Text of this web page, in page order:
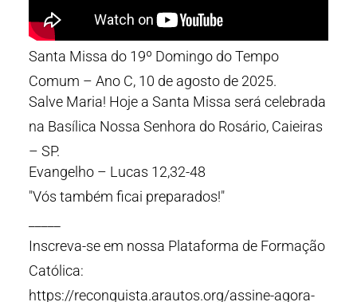
Santa Missa do 19º Domingo do Tempo
Comum – Ano C, 10 de agosto de 2025.
Salve Maria! Hoje a Santa Missa será celebrada
na Basílica Nossa Senhora do Rosário, Caieiras
– SP.
Evangelho – Lucas 12,32-48
"Vós também ficai preparados!"
Inscreva-se em nossa Plataforma de Formação
Católica:
https://reconquista.arautos.org/assine-agora-